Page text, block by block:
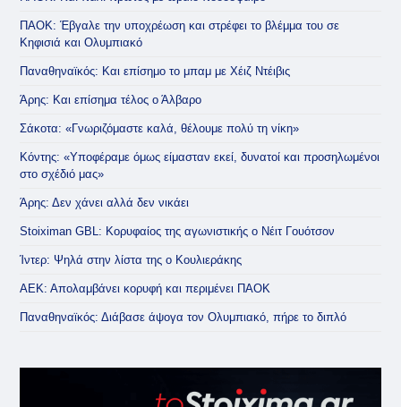
ΠΑΟΚ: Έβγαλε την υποχρέωση και στρέφει το βλέμμα του σε
Κηφισιά και Ολυμπιακό
Παναθηναϊκός: Και επίσημο το μπαμ με Χέιζ Ντέιβις
Άρης: Και επίσημα τέλος ο Άλβαρο
Σάκοτα: «Γνωριζόμαστε καλά, θέλουμε πολύ τη νίκη»
Κόντης: «Υποφέραμε όμως είμασταν εκεί, δυνατοί και προσηλωμένοι
στο σχέδιό μας»
Άρης: Δεν χάνει αλλά δεν νικάει
Stoiximan GBL: Κορυφαίος της αγωνιστικής ο Νέιτ Γουότσον
Ίντερ: Ψηλά στην λίστα της ο Κουλιεράκης
ΑΕΚ: Απολαμβάνει κορυφή και περιμένει ΠΑΟΚ
Παναθηναϊκός: Διάβασε άψογα τον Ολυμπιακό, πήρε το διπλό